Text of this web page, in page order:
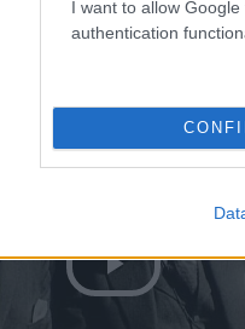
I want to allow
authentication